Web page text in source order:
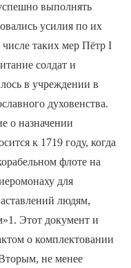
выполнять
усилия по их
таких мер Пётр I
солдат и
в учреждении в
духовенства.
о назначении
к 1719 году, когда
флоте на
для
людям,
Этот документ и
о комплектовании
не менее